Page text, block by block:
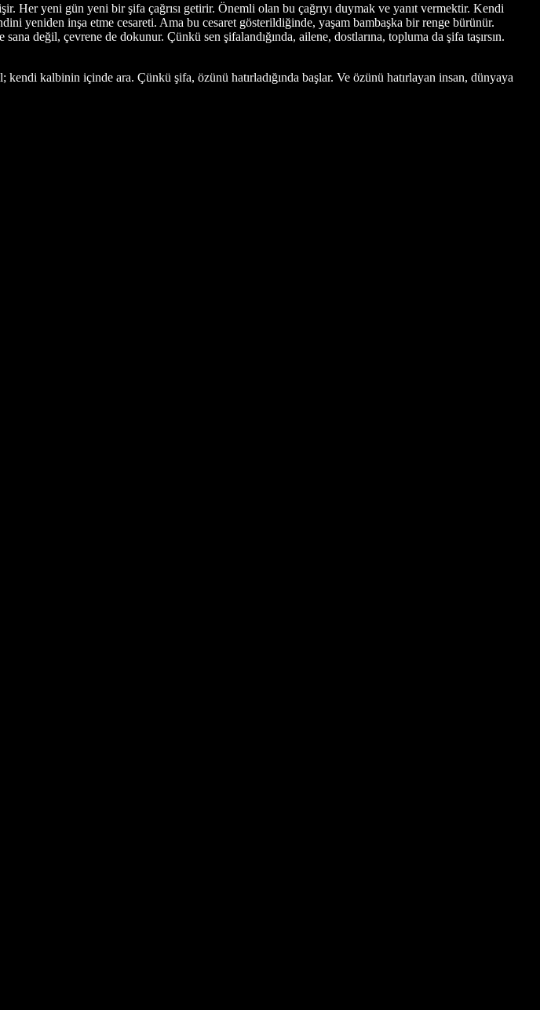
Her yeni gün yeni bir şifa çağrısı getirir. Önemli olan bu çağrıyı duymak ve yanıt vermektir. Kendi
yeniden inşa etme cesareti. Ama bu cesaret gösterildiğinde, yaşam bambaşka bir renge bürünür.
değil, çevrene de dokunur. Çünkü sen şifalandığında, ailene, dostlarına, topluma da şifa taşırsın.
kalbinin içinde ara. Çünkü şifa, özünü hatırladığında başlar. Ve özünü hatırlayan insan, dünyaya